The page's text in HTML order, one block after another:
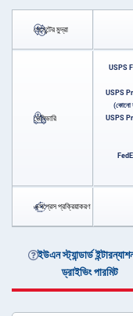
পেমেন্টের মুদ্রা
ডেলিভারি
USPS
USPS
(কোনো
USPS
এক্সপ্রেস প্রক্রিয়াকরণ
ইউএন স্ট্যান্ডার্ড
ড্রাইভিং পারমিট